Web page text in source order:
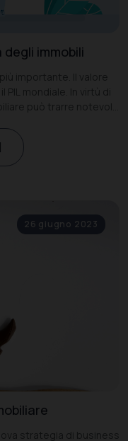
immobili
importante. Il valore
mondiale. In virtù di
può trarre notevoli
26 giugno 2023
strategia di business